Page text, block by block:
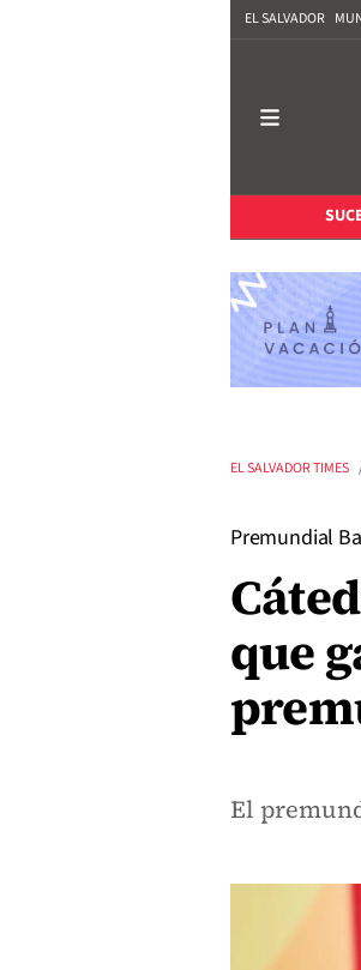
EL SALVADOR
EL SALVADOR TIMES
Premundial
que
El